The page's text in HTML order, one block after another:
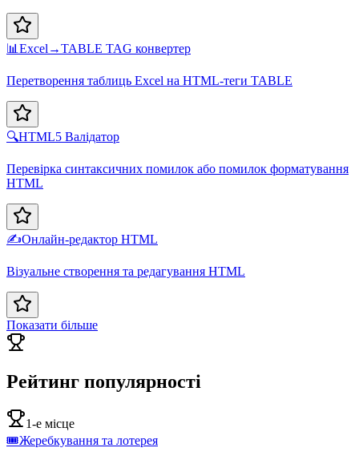
📊 Excel→TABLE TAG конвертер
Перетворення таблиць Excel на HTML-теги TABLE
🔍HTML5 Валідатор
Перевірка синтаксичних помилок або помилок форматування
HTML
✍️Онлайн-редактор HTML
Візуальне створення та редагування HTML
Показати більше
Рейтинг популярності
1-е місце
🎟️Жеребкування та лотерея